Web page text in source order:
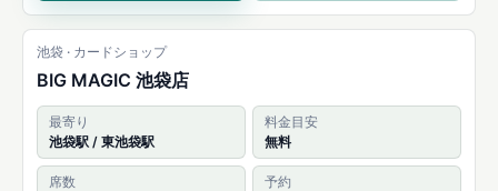
池袋 · カードショップ
BIG MAGIC 池袋店
最寄り
池袋駅 / 東池袋駅
料金目安
無料
席数
予約